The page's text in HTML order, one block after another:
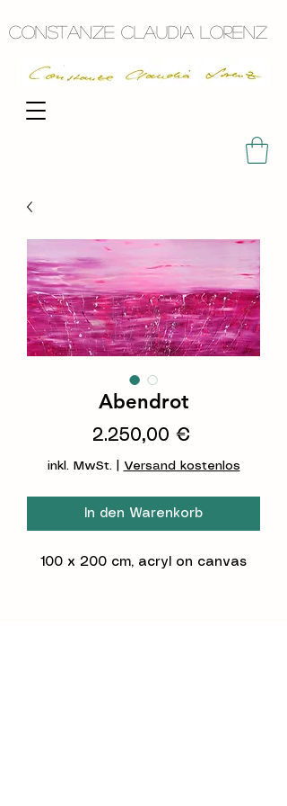
Constanze Claudia Lorenz
Abendrot
2.250,00 €Preis
inkl. MwSt. Versand kostenlos
In den Warenkorb
100 x 200 cm, acryl on canvas